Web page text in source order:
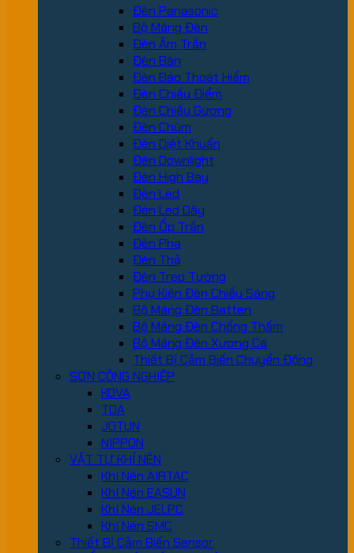
Đèn Panasonic
Bộ Máng Đèn
Đèn Âm Trần
Đèn Bàn
Đèn Báo Thoát Hiểm
Đèn Chiếu Điểm
Đèn Chiếu Gương
Đèn Chùm
Đèn Diệt Khuẩn
Đèn Downlight
Đèn High Bay
Đèn Led
Đèn Led Dây
Đèn Ốp Trần
Đèn Pha
Đèn Thả
Đèn Treo Tường
Phụ Kiện Đèn Chiếu Sáng
Bộ Máng Đèn Batten
Bộ Máng Đèn Chống Thấm
Bộ Máng Đèn Xương Cá
Thiết Bị Cảm Biến Chuyển Động
SƠN CÔNG NGHIỆP
KOVA
TOA
JOTUN
NIPPON
VẬT TƯ KHÍ NÉN
Khí Nén AIRTAC
Khí Nén EASUN
Khí Nén JELPC
Khí Nén SMC
Thiết Bị Cảm Biến Sensor